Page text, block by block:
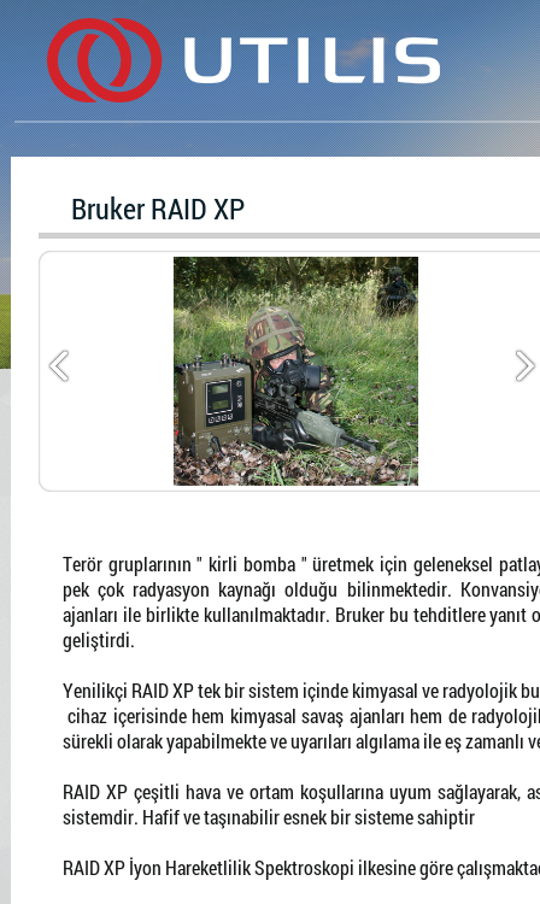
Bruker RAID XP
Terör gruplarının " kirli bomba " üretmek için geleneksel
pek çok radyasyon kaynağı olduğu bilinmektedir.
ajanları ile birlikte kullanılmaktadır. Bruker bu tehditlere yanıt
geliştirdi.
Yenilikçi RAID XP tek bir sistem içinde kimyasal ve radyolojik
cihaz içerisinde hem kimyasal savaş ajanları hem de
sürekli olarak yapabilmekte ve uyarıları algılama ile eş zamanlı
RAID XP çeşitli hava ve ortam koşullarına uyum sağlayarak,
sistemdir. Hafif ve taşınabilir esnek bir sisteme sahiptir
RAID XP İyon Hareketlilik Spektroskopi ilkesine göre